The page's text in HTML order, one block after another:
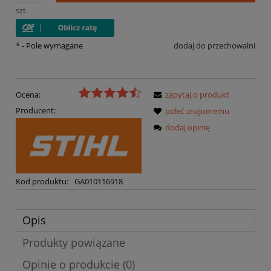
szt.
dodaj do przechowalni
*- Pole wymagane
Ocena:
Producent:
Kod produktu: GA010116918
zapytaj o produkt
poleć znajomemu
dodaj opinię
Opis
Produkty powiązane
Opinie o produkcie (0)